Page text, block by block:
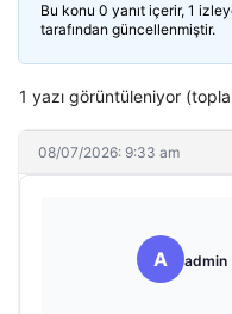
Bu konu 0 yanıt içerir, 1
tarafından güncellenmiştir.
1 yazı görüntüleniyor
08/07/2026: 9:33 am
A admin